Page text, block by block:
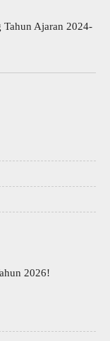
Ajaran 2024-
2026!